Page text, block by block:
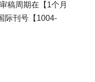
稿周期在【1个月
际刊号【1004-